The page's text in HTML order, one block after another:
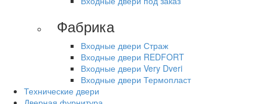
Фабрика
Входные двери Страж
Входные двери REDFORT
Входные двери Very Dveri
Входные двери Термопласт
Технические двери